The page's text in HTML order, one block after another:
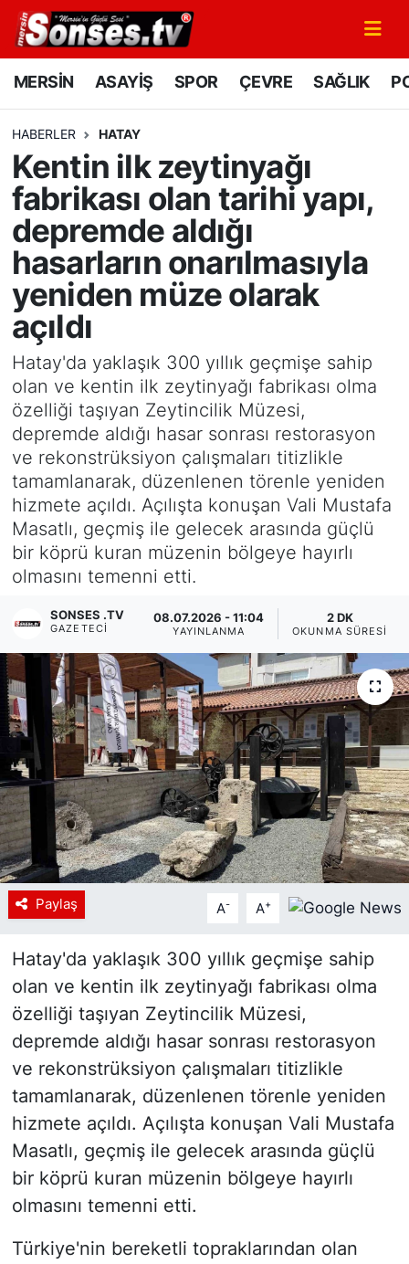
MERSİN ASAYİŞ SPOR ÇEVRE SAĞLIK
HABERLER HATAY
Kentin ilk zeytinyağı
fabrikası olan tarihi yapı,
depremde aldığı
hasarların onarılmasıyla
yeniden müze olarak
açıldı
Hatay'da yaklaşık 300 yıllık geçmişe sahip
olan ve kentin ilk zeytinyağı fabrikası olma
özelliği taşıyan Zeytincilik Müzesi,
depremde aldığı hasar sonrası restorasyon
ve rekonstrüksiyon çalışmaları titizlikle
tamamlanarak, düzenlenen törenle yeniden
hizmete açıldı. Açılışta konuşan Vali Mustafa
Masatlı, geçmiş ile gelecek arasında güçlü
bir köprü kuran müzenin bölgeye hayırlı
olmasını temenni etti.
SONSES .TV
GAZETECI
08.07.2026 - 11:04
YAYINLANMA
2 DK
OKUNMA SÜRESI
Paylaş A- A+
Hatay'da yaklaşık 300 yıllık geçmişe sahip
olan ve kentin ilk zeytinyağı fabrikası olma
özelliği taşıyan Zeytincilik Müzesi,
depremde aldığı hasar sonrası restorasyon
ve rekonstrüksiyon çalışmaları titizlikle
tamamlanarak, düzenlenen törenle yeniden
hizmete açıldı. Açılışta konuşan Vali Mustafa
Masatlı, geçmiş ile gelecek arasında güçlü
bir köprü kuran müzenin bölgeye hayırlı
olmasını temenni etti.
Türkiye'nin bereketli topraklarından olan
MERSİN
SPOR
GÜNÜN MANŞETİ
DÜNYA
KÜLTÜR - SANAT
SAĞLIK
Siyaset
YEREL HABER
Haberde insan
Tanıtım
Mersin Nöbetçi Eczaneler
Mersin Namaz Vakitleri
Mersin Trafik Yoğunluk Haritası
Süper Lig Puan Durumu ve Fikstür
Tüm Manşetler
Haber Arşivi